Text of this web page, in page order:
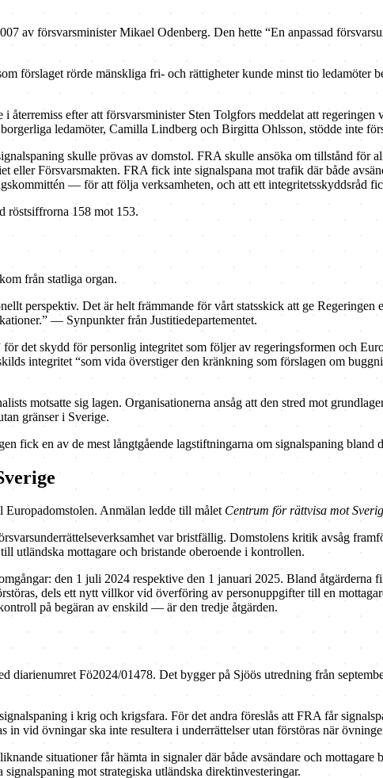
av försvarsminister Mikael Odenberg. Den hette “En anpassad
förslaget rörde mänskliga fri- och rättigheter kunde minst tio ledamöter
efter att försvarsminister Sten Tolgfors meddelat att
ledamöter, Camilla Lindberg och Birgitta Ohlsson, stödde inte
skulle prövas av domstol. FRA skulle ansöka om tillstånd för
eller Försvarsmakten. FRA fick inte signalspana mot trafik där både
— för att följa verksamheten, och att ett integritetsskyddsråd
röstsiffrorna 158 mot 153.
från statliga organ.
perspektiv. Det är helt främmande för vårt statsskick att ge Regeringen
— Synpunkter från Justitiedepartementet.
det skydd för personlig integritet som följer av regeringsformen och
integritet “som vida överstiger den kränkning som förslagen om
motsatte sig lagen. Organisationerna ansåg att den stred mot
gränser i Sverige.
fick en av de mest långtgående lagstiftningarna om signalspaning bland
Anmälan ledde till målet Centrum för rättvisa mot
var bristfällig. Domstolens kritik avsåg
utländska mottagare och bristande oberoende i kontrollen.
den 1 juli 2024 respektive den 1 januari 2025. Bland åtgärderna
dels ett nytt villkor vid överföring av personuppgifter till en
på begäran av enskild — är den tredje åtgärden.
diarienumret Fö2024/01478. Det bygger på Sjöös utredning från
i krig och krigsfara. För det andra föreslås att FRA får
vid övningar ska inte resultera i underrättelser utan förstöras när
situationer får hämta in signaler där både avsändare och
mot strategiska utländska direktinvesteringar.